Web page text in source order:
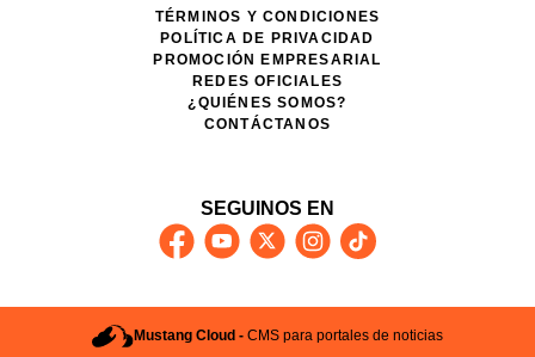
TÉRMINOS Y CONDICIONES
POLÍTICA DE PRIVACIDAD
PROMOCIÓN EMPRESARIAL
REDES OFICIALES
¿QUIÉNES SOMOS?
CONTÁCTANOS
SEGUINOS EN
Mustang Cloud -CMS para portales de noticias